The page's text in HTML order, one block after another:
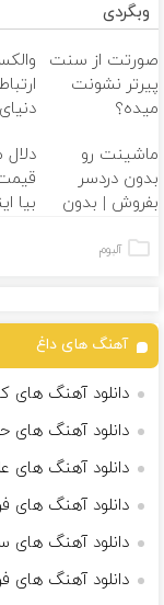
وبگردی
صورتت از سنت
پیرتر نشونت
میده؟
می‌گردونه
دنیای
ماشینت رو
بدون دردسر
بفروش | بدون
دلال
بیا
آلبوم
آهنگ های داغ
دانلود آهنگ های
دانلود آهنگ های
دانلود آهنگ های
دانلود آهنگ های
دانلود آهنگ
دانلود آهنگ های